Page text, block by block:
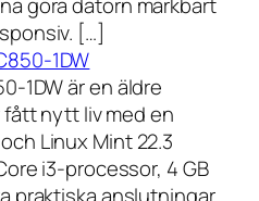
[…]
1DW
1DW är en äldre
nytt liv med en
Linux Mint 22.3
i3-processor, 4 GB
praktiska anslutningar